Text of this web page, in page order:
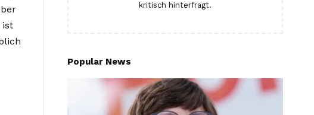
ist
kritisch hinterfragt.
Popular News